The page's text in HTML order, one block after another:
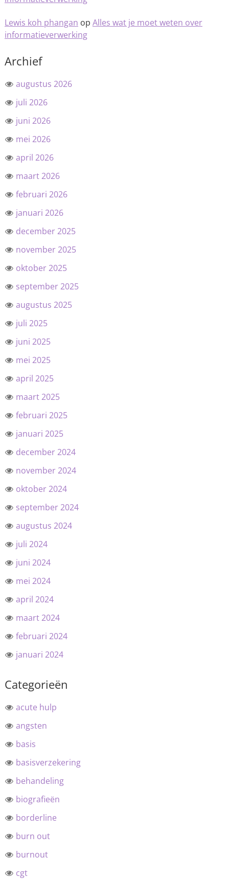
Lewis koh phangan op Alles wat je moet weten over
informatieverwerking
Archief
augustus 2026
juli 2026
juni 2026
mei 2026
april 2026
maart 2026
februari 2026
januari 2026
december 2025
november 2025
oktober 2025
september 2025
augustus 2025
juli 2025
juni 2025
mei 2025
april 2025
maart 2025
februari 2025
januari 2025
december 2024
november 2024
oktober 2024
september 2024
augustus 2024
juli 2024
juni 2024
mei 2024
april 2024
maart 2024
februari 2024
januari 2024
Categorieën
acute hulp
angsten
basis
basisverzekering
behandeling
biografieën
borderline
burn out
burnout
cgt